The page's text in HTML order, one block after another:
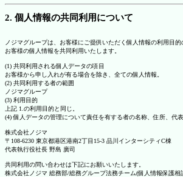
2. 個人情報の共同利用について
ノジマグループは、お客様にご提供いただく個人情報の利用目
お客様の個人情報を共同利用いたします。
(1) 共同利用される個人データの項目
お客様から申し入れが有る場合を除き、全ての個人情報。
(2) 共同利用する者の範囲
ノジマグループ
(3) 利用目的
上記 1.の利用目的と同じ。
(4) 個人データの管理について責任を有する者の名称、住所、代
株式会社ノジマ
〒108-6230 東京都港区港南2丁目15-3 品川インターシティC棟
代表執行役社長 野島 廣司
共同利用の問い合わせは下記にお願いいたします。
株式会社ノジマ 総務部/総務グループ法務チーム(個人情報保護相